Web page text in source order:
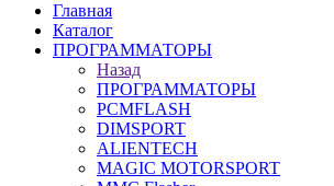
Главная
Каталог
ПРОГРАММАТОРЫ
Назад
ПРОГРАММАТОРЫ
PCMFLASH
DIMSPORT
ALIENTECH
MAGIC MOTORSPORT